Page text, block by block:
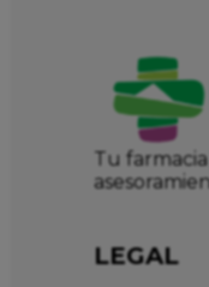
Tu
LEGAL